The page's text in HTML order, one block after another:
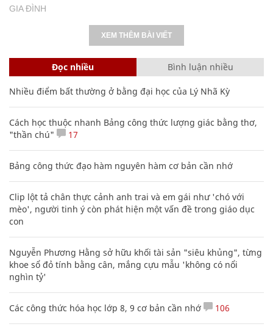
GIA ĐÌNH
XEM THÊM BÀI VIẾT
Đọc nhiều Bình luận nhiều
Nhiều điểm bất thường ở bằng đại học của Lý Nhã Kỳ
Cách học thuộc nhanh Bảng công thức lượng giác bằng thơ,
"thần chú"
17
Bảng công thức đạo hàm nguyên hàm cơ bản cần nhớ
Clip lột tả chân thực cảnh anh trai và em gái như 'chó với
mèo', người tinh ý còn phát hiện một vấn đề trong giáo dục
con
Nguyễn Phương Hằng sở hữu khối tài sản "siêu khủng", từng
khoe sổ đỏ tính bằng cân, mắng cựu mẫu 'không có nổi
nghìn tỷ'
Các công thức hóa học lớp 8, 9 cơ bản cần nhớ 106